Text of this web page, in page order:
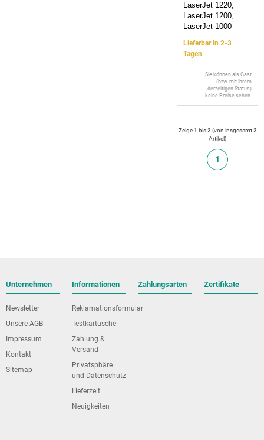
LaserJet 1220,
LaserJet 1200,
LaserJet 1000
Lieferbar in 2-3
Tagen
Sie können als Gast
(bzw. mit Ihrem
derzeitigen Status)
keine Preise sehen.
Zeige1 bis2(von insgesamt2
Artikel)
1
Unternehmen
Newsletter
Unsere AGB
Impressum
Kontakt
Sitemap
Informationen
Reklamationsformular
Testkartusche
Zahlung &
Versand
Privatsphäre
und Datenschutz
Lieferzeit
Neuigkeiten
Zahlungsarten Zertifikate